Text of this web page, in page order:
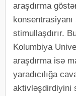
araşdırma
konsentrasiyanı
stimullaşdırır.
Kolumbiya
araşdırma isə
yaradıcılığa
aktivləşdirdiyini